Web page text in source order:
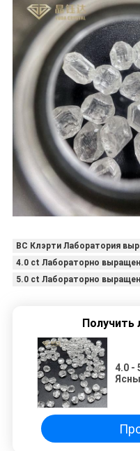
ВС Клэрти Лаборатория
4.0 ct Лабораторно
5.0 ct Лабораторно
Получить
4.0 -